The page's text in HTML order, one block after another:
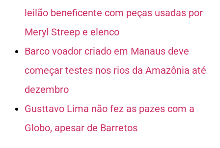
leilão beneficente com peças usadas por
Meryl Streep e elenco
Barco voador criado em Manaus deve
começar testes nos rios da Amazônia até
dezembro
Gusttavo Lima não fez as pazes com a
Globo, apesar de Barretos